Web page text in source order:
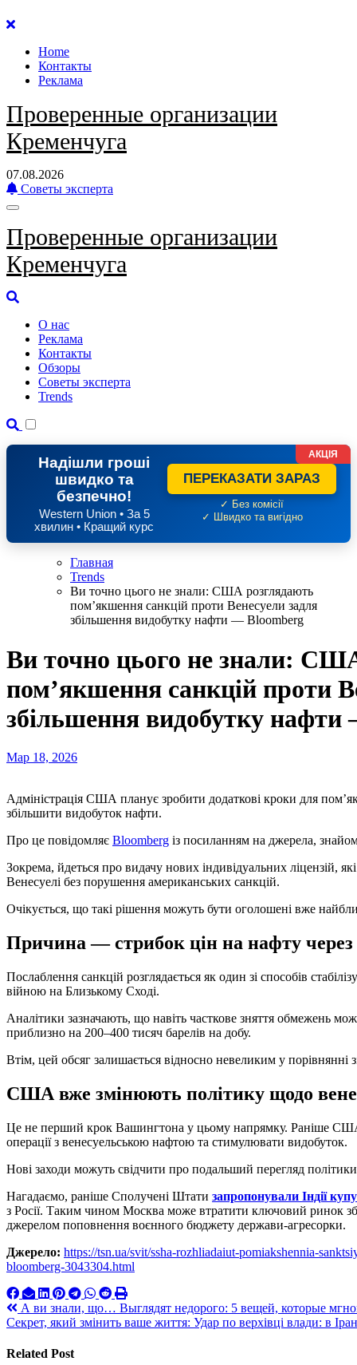
Перейти
содержанию
Home
Контакты
Реклама
Проверенные организации
Кременчуга
07.08.2026
Советы эксперта
Проверенные организации
Кременчуга
О нас
Реклама
Контакты
Обзоры
Советы эксперта
Trends
Надішли гроші
швидко та
безпечно!
Western Union • За 5
хвилин • Кращий курс
ПЕРЕКАЗАТИ ЗАРАЗ
✓ Без комісії
✓ Швидко та вигідно
АКЦІЯ
Главная
Trends
Ви точно цього не знали: США розглядають
пом’якшення санкцій проти Венесуели задля
збільшення видобутку нафти — Bloomberg
Ви точно цього не знали:
пом’якшення санкцій проти
збільшення видобутку
Мар 18, 2026
Адміністрація США планує зробити додаткові кроки для
збільшити видобуток нафти.
Про це повідомляє Bloomberg із посиланням на джерела,
Зокрема, йдеться про видачу нових індивідуальних ліцензій,
Венесуелі без порушення американських санкцій.
Очікується, що такі рішення можуть бути оголошені вже
Причина — стрибок цін на нафту через
Послаблення санкцій розглядається як один зі способів
війною на Близькому Сході.
Аналітики зазначають, що навіть часткове зняття обмежень
приблизно на 200–400 тисяч барелів на добу.
Втім, цей обсяг залишається відносно невеликим у порівнянні
США вже змінюють політику щодо
Це не перший крок Вашингтона у цьому напрямку. Раніше
операції з венесуельською нафтою та стимулювати видобуток.
Нові заходи можуть свідчити про подальший перегляд
Нагадаємо, раніше Сполучені Штати запропонували Індії
з Росії. Таким чином Москва може втратити ключовий ринок
джерелом поповнення воєнного бюджету держави-агресорки.
Джерело: https://tsn.ua/svit/ssha-rozhliadaiut-pomiakshennia-
bloomberg-3043304.html
Навигация
по
записям
А ви знали, що… Выглядят недорого: 5 вещей, которые
Секрет, який змінить ваше життя: Удар по верхівці влади: в
Related Post